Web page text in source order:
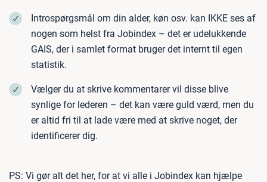
Introspørgsmål om din alder, køn osv. kan IKKE ses af
nogen som helst fra Jobindex – det er udelukkende
GAIS, der i samlet format bruger det internt til egen
statistik.
Vælger du at skrive kommentarer vil disse blive
synlige for lederen – det kan være guld værd, men du
er altid fri til at lade være med at skrive noget, der
identificerer dig.
PS: Vi gør alt det her, for at vi alle i Jobindex kan hjælpe